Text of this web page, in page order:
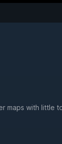
maps with little